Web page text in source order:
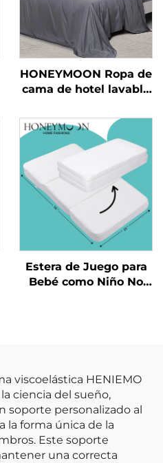
HONEYMOON Ropa de
cama de hotel lavable
% bambú en sateén 4
piezas refrescante
suave y sedosa
tamaño queen diseño
exclusivo
Estera de Juego para
Bebé como Niño No
viscoelástica HENIEMO
ciencia del sueño,
soporte personalizado al
la forma única de la
Este soporte
una correcta